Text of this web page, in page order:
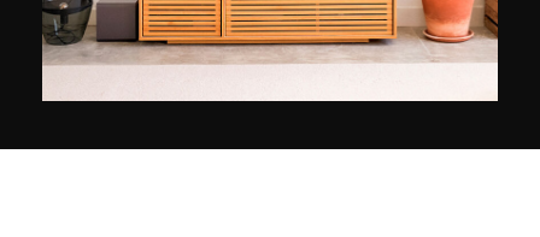
hedendaagse architectuur, stadslandschappen
of portretten.